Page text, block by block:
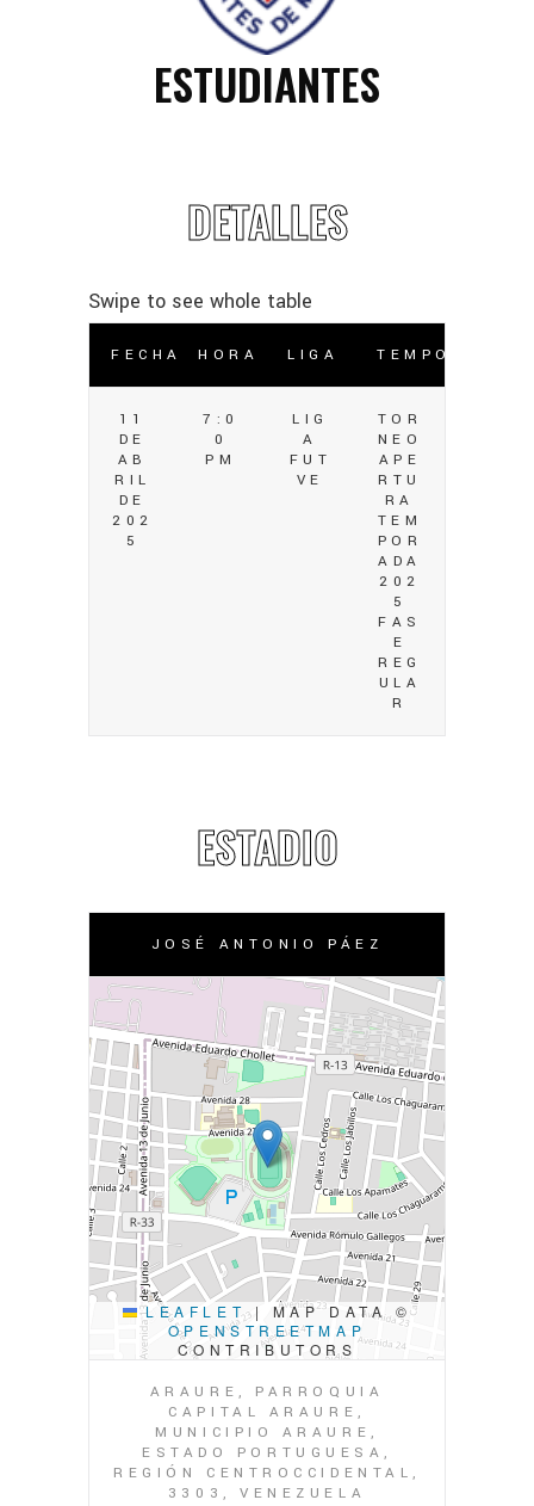
ESTUDIANTES
DETALLES
FECHA HORA LIGA TEMPORADA
11
DE
AB
RIL
DE
202
5
7:0
0
PM
LIG
A
FUT
VE
TOR
NEO
APE
RTU
RA
TEM
POR
ADA
202
5
FAS
E
REG
ULA
R
ESTADIO
JOSÉ ANTONIO PÁEZ
LEAFLET |
MAP DATA ©
OPENSTREETMAP
CONTRIBUTORS
ARAURE, PARROQUIA
CAPITAL ARAURE,
MUNICIPIO ARAURE,
ESTADO PORTUGUESA,
REGIÓN CENTROCCIDENTAL,
3303, VENEZUELA